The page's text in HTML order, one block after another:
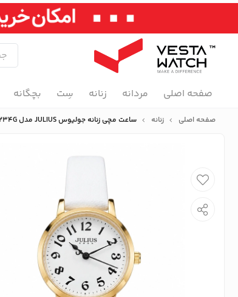
صفحه اصلی مردانه زنانه سِت بچگانه
صفحه اصلی زنانه ساعت مچی زنانه جولیوس JULIUS مدل JA-1234G